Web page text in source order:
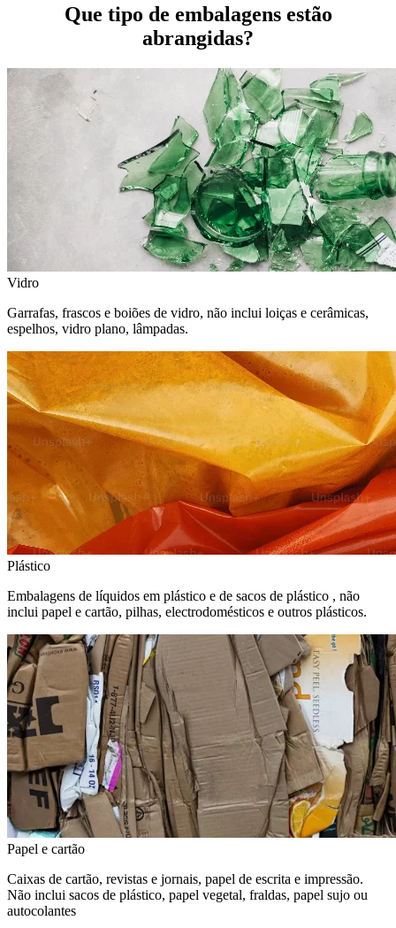
Que tipo de embalagens estão
abrangidas?
Vidro
Garrafas, frascos e boiões de vidro, não inclui loiças e cerâmicas,
espelhos, vidro plano, lâmpadas.
Plástico
Embalagens de líquidos em plástico e de sacos de plástico , não
inclui papel e cartão, pilhas, electrodomésticos e outros plásticos.
Papel e cartão
Caixas de cartão, revistas e jornais, papel de escrita e impressão.
Não inclui sacos de plástico, papel vegetal, fraldas, papel sujo ou
autocolantes